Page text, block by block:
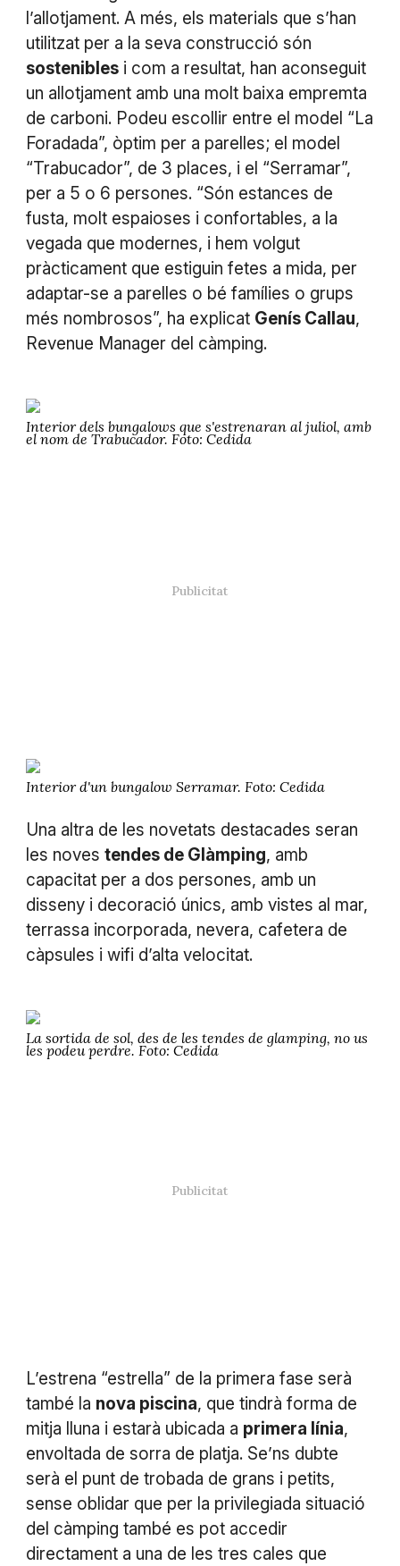
l’allotjament. A més, els materials que s’han
utilitzat per a la seva construcció són
sosteniblesi com a resultat, han aconseguit
un allotjament amb una molt baixa empremta
de carboni. Podeu escollir entre el model “La
Foradada”, òptim per a parelles; el model
“Trabucador”, de 3 places, i el “Serramar”,
per a 5 o 6 persones. “Són estances de
fusta, molt espaioses i confortables, a la
vegada que modernes, i hem volgut
pràcticament que estiguin fetes a mida, per
adaptar-se a parelles o bé famílies o grups
més nombrosos”, ha explicat Genís Callau,
Revenue Manager del càmping.
Interior dels bungalows que s'estrenaran al juliol, amb
el nom de Trabucador. Foto: Cedida
Interior d'un bungalow Serramar. Foto: Cedida
Una altra de les novetats destacades seran
les noves tendes de Glàmping, amb
capacitat per a dos persones, amb un
disseny i decoració únics, amb vistes al mar,
terrassa incorporada, nevera, cafetera de
càpsules i wifi d’alta velocitat.
La sortida de sol, des de les tendes de glamping, no us
les podeu perdre. Foto: Cedida
L’estrena “estrella” de la primera fase serà
també la nova piscina, que tindrà forma de
mitja lluna i estarà ubicada a primera línia,
envoltada de sorra de platja. Se’ns dubte
serà el punt de trobada de grans i petits,
sense oblidar que per la privilegiada situació
del càmping també es pot accedir
directament a una de les tres cales que